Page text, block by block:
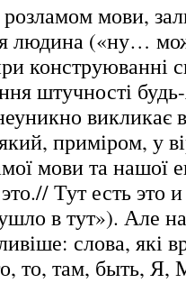
розламом мови,
людина («ну…
конструюванні
штучності
викликає
приміром, у
мови та нашої
Тут есть это
в тут»). Але
слова, які
то, там, быть,